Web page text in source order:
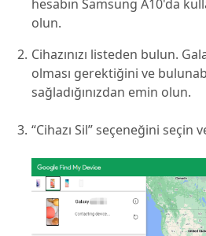
hesabın Samsung A10'da
olun.
Cihazınızı listeden bulun.
olması gerektiğini ve
sağladığınızdan emin olun.
“Cihazı Sil” seçeneğini seçin